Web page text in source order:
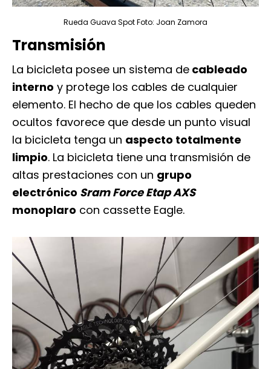
Rueda Guava Spot Foto: Joan Zamora
Transmisión
La bicicleta posee un sistema de cableado
interno y protege los cables de cualquier
elemento. El hecho de que los cables queden
ocultos favorece que desde un punto visual
la bicicleta tenga un aspecto totalmente
limpio. La bicicleta tiene una transmisión de
altas prestaciones con un grupo
electrónico Sram Force Etap AXS
monoplaro con cassette Eagle.